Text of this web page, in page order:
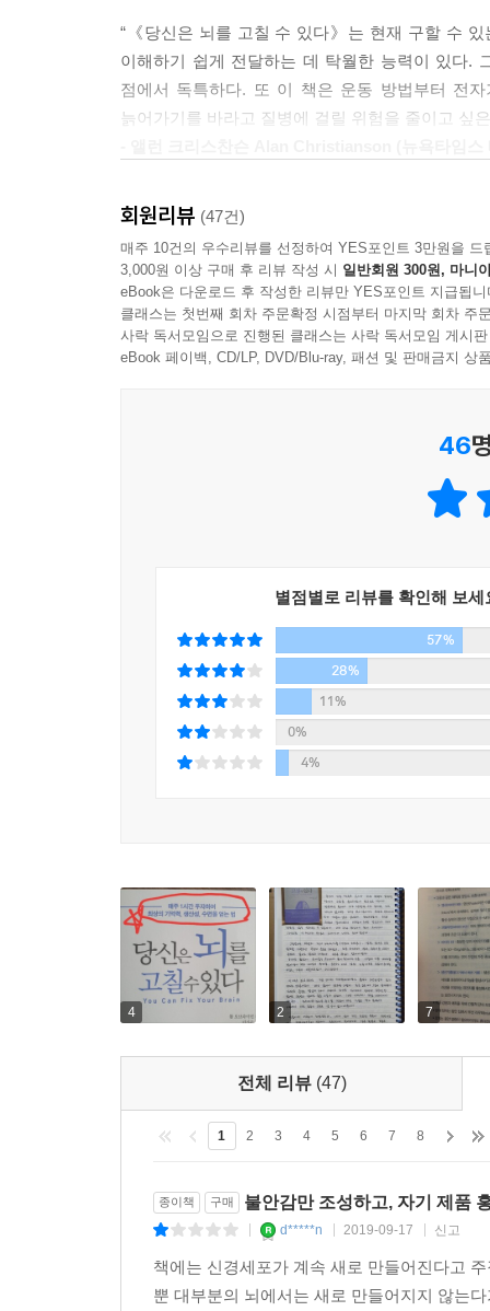
“《당신은 뇌를 고칠 수 있다》는 현재 구할 수
이해하기 쉽게 전달하는 데 탁월한 능력이 있다.
점에서 독특하다. 또 이 책은 운동 방법부터 전
늙어가기를 바라고 질병에 걸릴 위험을 줄이고 싶
회원리뷰 (47건)
매주 10건의 우수리뷰를 선정하여 YES포인트 3만원을 드
3,000원 이상 구매 후 리뷰 작성 시 일반회원 300원, 마니
eBook은 다운로드 후 작성한 리뷰만 YES포인트 지급됩니
클래스는 첫번째 회차 주문확정 시점부터 마지막 회차 주
사락 독서모임으로 진행된 클래스는 사락 독서모임 게시
eBook 페이백, CD/LP, DVD/Blu-ray, 패션 및 판매금지 상
46
별점별로 리뷰를 확인해 보세
57%
28%
11%
0%
4%
4 2 7
전체 리뷰 (47)
1 2 3 4 5 6 7 8
종이책 구매 불안감만 조성하고, 자기 제품
d*****n 2019-09-17 신고
책에는 신경세포가 계속 새로 만들어진다고
뿐 대부분의 뇌에서는 새로 만들어지지 않는